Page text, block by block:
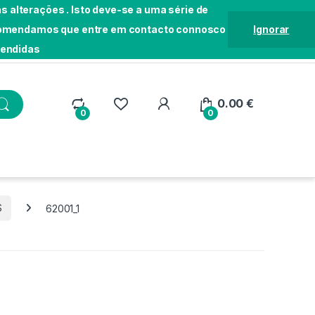
alterações . Isto deve-se a uma série de
que entre em contacto connosco
Ignorar
0 0
0.00€
62001_1